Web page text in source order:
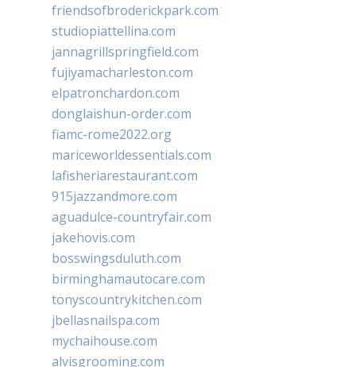
friendsofbroderickpark.com
studiopiattellina.com
jannagrillspringfield.com
fujiyamacharleston.com
elpatronchardon.com
donglaishun-order.com
fiamc-rome2022.org
mariceworldessentials.com
lafisheriarestaurant.com
915jazzandmore.com
aguadulce-countryfair.com
jakehovis.com
bosswingsduluth.com
birminghamautocare.com
tonyscountrykitchen.com
jbellasnailspa.com
mychaihouse.com
alvisgrooming.com